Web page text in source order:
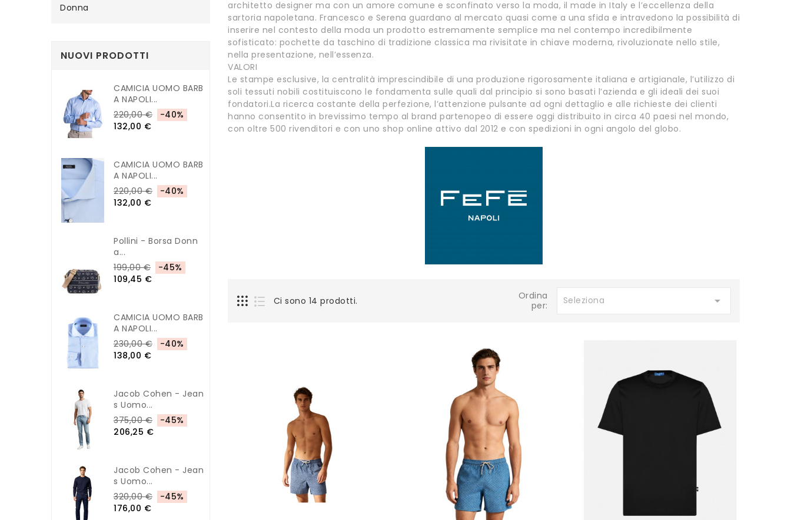
Donna
NUOVI PRODOTTI
CAMICIA UOMO BARB
A NAPOLI...
220,00 €
-40%
132,00 €
CAMICIA UOMO BARB
A NAPOLI...
220,00 €
-40%
132,00 €
Pollini - Borsa Donn
A...
199,00 €
-45%
109,45 €
CAMICIA UOMO BARB
A NAPOLI...
230,00 €
-40%
138,00 €
Jacob Cohen - Jean
S Uomo...
375,00 €
-45%
206,25 €
Jacob Cohen - Jean
S Uomo...
320,00 €
-45%
176,00 €
architetto designer ma con un amore comune e sconfinato verso la moda, il made in Italy e l’eccellenza della
sartoria napoletana. Francesco e Serena guardano al mercato quasi come a una sfida e intravedono la possibilità di
inserire nel contesto della moda un prodotto estremamente semplice ma nel contempo incredibilmente
sofisticato: pochette da taschino di tradizione classica ma rivisitate in chiave moderna, rivoluzionate nello stile,
nella presentazione, nell’essenza.
VALORI
Le stampe esclusive, la centralità imprescindibile di una produzione rigorosamente italiana e artigianale, l’utilizzo di
soli tessuti nobili costituiscono le fondamenta sulle quali dal principio si sono basati l’azienda e gli ideali dei suoi
fondatori.La ricerca costante della perfezione, l’attenzione pulsante ad ogni dettaglio e alle richieste dei clienti
hanno consentito in brevissimo tempo al brand partenopeo di essere oggi distribuito in circa 40 paesi nel mondo,
con oltre 500 rivenditori e con uno shop online attivo dal 2012 e con spedizioni in ogni angolo del globo.
Ci sono 14 prodotti.
Ordina
per:
Seleziona 